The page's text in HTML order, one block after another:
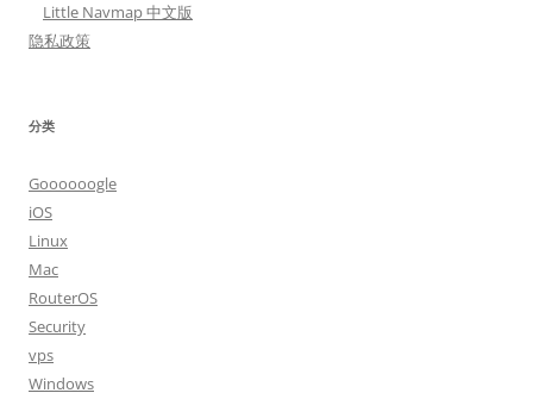
Little Navmap 中文版
隐私政策
分类
Goooooogle
iOS
Linux
Mac
RouterOS
Security
vps
Windows